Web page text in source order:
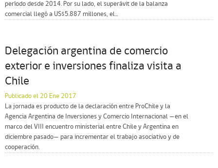
período desde 2014. Por su lado, el superávit de la balanza
comercial llegó a US$5.887 millones, el...
Delegación argentina de comercio
exterior e inversiones finaliza visita a
Chile
Publicado el 20 Ene 2017
La jornada es producto de la declaración entre ProChile y la
Agencia Argentina de Inversiones y Comercio Internacional —en el
marco del VIII encuentro ministerial entre Chile y Argentina en
diciembre pasado— para incrementar el trabajo asociativo y de
cooperación.